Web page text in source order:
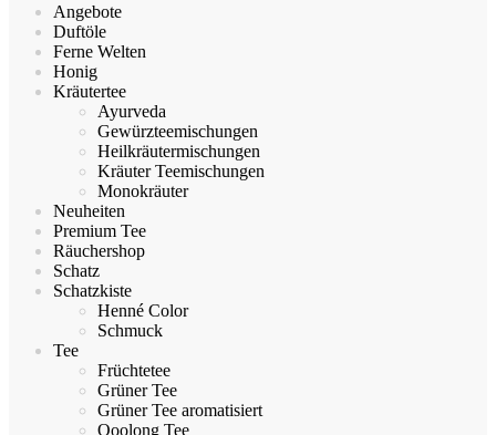
Angebote
Duftöle
Ferne Welten
Honig
Kräutertee
Ayurveda
Gewürzteemischungen
Heilkräutermischungen
Kräuter Teemischungen
Monokräuter
Neuheiten
Premium Tee
Räuchershop
Schatz
Schatzkiste
Henné Color
Schmuck
Tee
Früchtetee
Grüner Tee
Grüner Tee aromatisiert
Ooolong Tee